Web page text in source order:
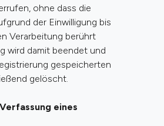
ohne dass die
der Einwilligung bis
Verarbeitung berührt
wird damit beendet und
gespeicherten
gelöscht.
eines